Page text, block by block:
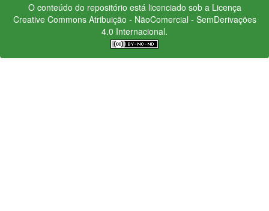
O conteúdo do repositório está licenciado sob a Licença
Creative CommonsAtribuição - NãoComercial - SemDerivações
4.0 Internacional.